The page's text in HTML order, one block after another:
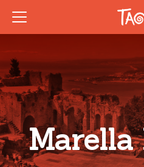
Marella